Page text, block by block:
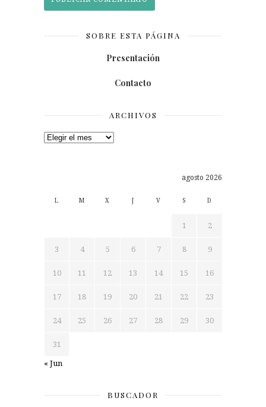
SOBRE ESTA PÁGINA
Presentación
Contacto
ARCHIVOS
Archivos
agosto 2026
L M X V S D
1 2
3 4 5 6 7 8 9
10 11 12 13 14 15 16
17 18 19 20 21 22 23
24 25 26 27 28 29 30
31
« Jun
BUSCADOR